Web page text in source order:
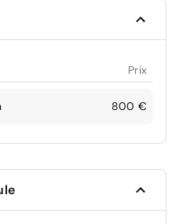
Prix
800 €